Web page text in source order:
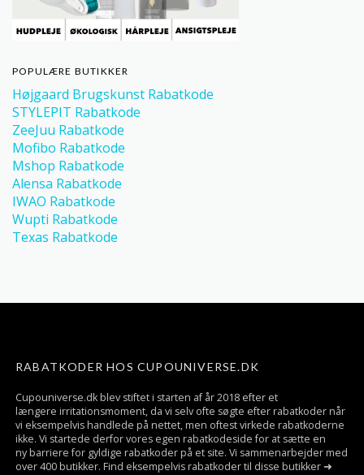
POPULÆRE BUTIKKER
Højgaard Brugskunst Rabatkode
STYLEPIT Rabatkode
ZeeJuu Rabatkode
Mofibo Rabatkode
Mshop Rabatkode
Alensa Rabatkode
IWAO Rabatkode
Wupti Rabatkode
Texas Rabatkode
RABATKODER HOS CUPOUNIVERSE.DK
Cupouniverse.dk blev stiftet i starten af år 2018 efter et
længere irritationsmoment, da vi selv ofte søgte efter rabatkoder når
vi eksempelvis handlede på nettet, men oftest virkede rabatkoderne
ikke. Vi startede derfor vores egen rabatkodeside for at sætte en
ny barriere for gyldige rabatkoder på et site. Vi sammenarbejder med
over 400 butikker. Find eksempelvis rabatkoder til disse butikker ➜